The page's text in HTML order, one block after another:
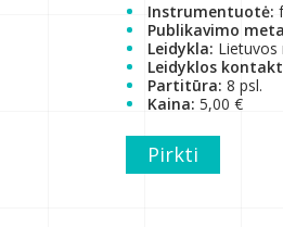
Instrumentuotė:
Publikavimo
Leidykla:
Leidyklos
Partitūra: 8 psl.
Kaina: 5,00 €
Pirkti